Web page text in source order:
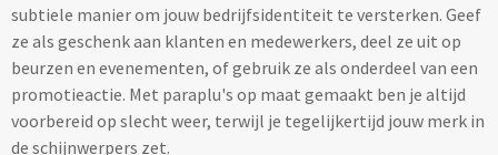
Weerstations & Thermometers bedrukken
USB sticks bedrukken
USB creditcard bedrukken
subtiele manier om jouw bedrijfsidentiteit te versterken. Geef
ze als geschenk aan klanten en medewerkers, deel ze uit op
beurzen en evenementen, of gebruik ze als onderdeel van een
promotieactie. Met paraplu's op maat gemaakt ben je altijd
voorbereid op slecht weer, terwijl je tegelijkertijd jouw merk in
de schijnwerpers zet.